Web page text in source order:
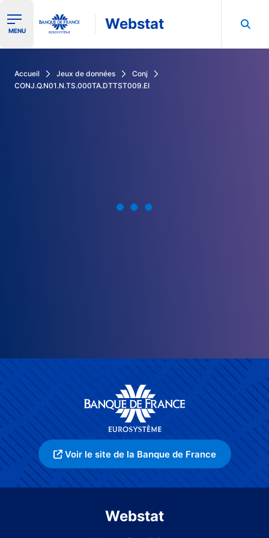
Ouvrir le menu de navigation
MENU Webstat
Accueil Jeux de données
Conj
CONJ.Q.N01.N.TS.000TA.DTTST009.EI
Voir le site de la Banque de France
Webstat